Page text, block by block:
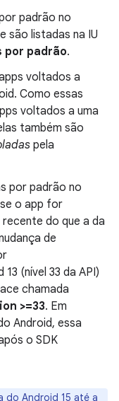
padrão no
são listadas na IU
por padrão.
voltados a
Como essas
voltados a uma
também são
pela
por padrão no
o app for
do que a da
de
13 (nível 33 da API)
chamada
>=33. Em
Android, essa
o SDK
do Android 15 até a